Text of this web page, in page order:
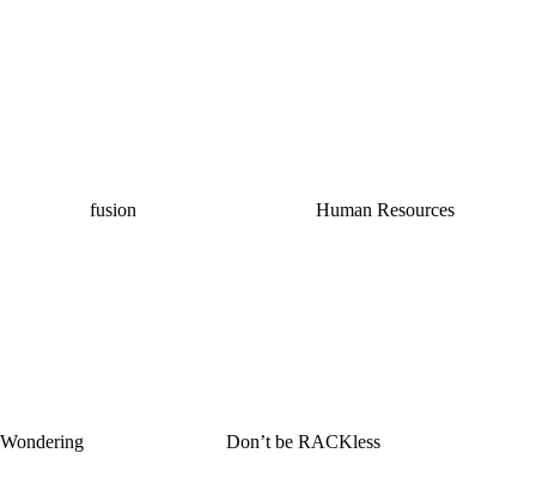
fusion Human Resources
Wondering Don’t be RACKless